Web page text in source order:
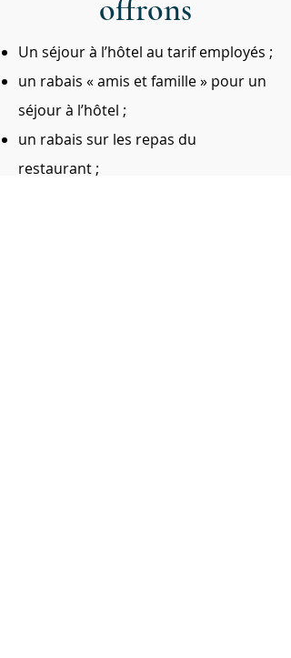
offrons
Un séjour à l’hôtel au tarif employés ;
un rabais « amis et famille » pour un
séjour à l’hôtel ;
un rabais sur les repas du
restaurant ;